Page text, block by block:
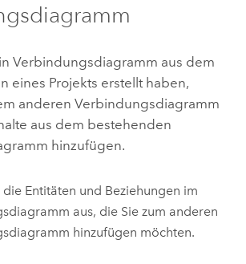
Verbindungsdiagramm aus dem
eines Projekts erstellt haben,
anderen Verbindungsdiagramm
aus dem bestehenden
hinzufügen.
die Entitäten und Beziehungen im
aus, die Sie zum anderen
hinzufügen möchten.